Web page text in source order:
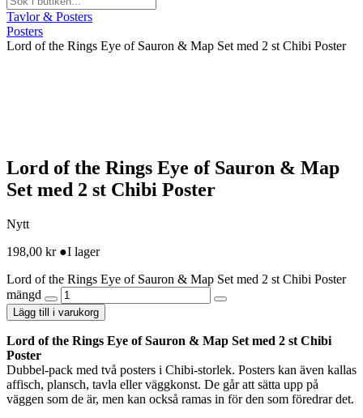
Tavlor & Posters
Posters
Lord of the Rings Eye of Sauron & Map Set med 2 st Chibi Poster
Lord of the Rings Eye of Sauron & Map
Set med 2 st Chibi Poster
Nytt
198,00 kr ●I lager
Lord of the Rings Eye of Sauron & Map Set med 2 st Chibi Poster
mängd
Lägg till i varukorg
Lord of the Rings Eye of Sauron & Map Set med 2 st Chibi
Poster
Dubbel-pack med två posters i Chibi-storlek. Posters kan även kallas
affisch, plansch, tavla eller väggkonst. De går att sätta upp på
väggen som de är, men kan också ramas in för den som föredrar det.